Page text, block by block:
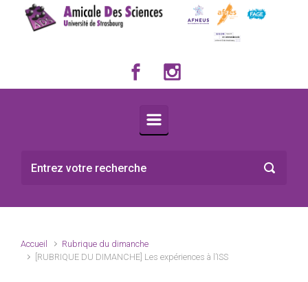
Skip to main content
Accueil
Rubrique du dimanche
[RUBRIQUE DU DIMANCHE] Les expériences à l’ISS